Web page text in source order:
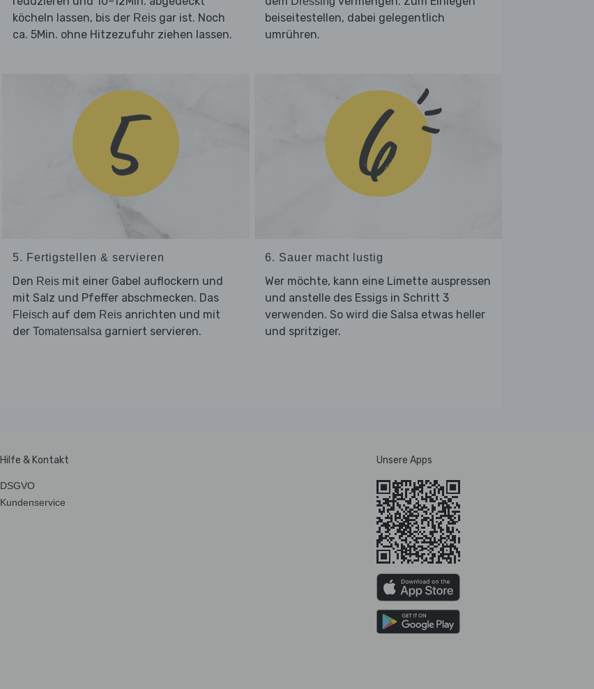
köcheln lassen, bis der Reisgar ist. Noch
ca. 5Min. ohne Hitzezufuhr ziehen lassen.
beiseitestellen, dabei gelegentlich
umrühren.
5. Fertigstellen & servieren
Den Reismit einer Gabel auflockern und
mit Salz und Pfeffer abschmecken. Das
Fleisch auf dem Reisanrichten und mit
der Tomatensalsa garniert servieren.
6. Sauer macht lustig
Wer möchte, kann eine Limette auspressen
und anstelle des Essigs in Schritt 3
verwenden. So wird die Salsa etwas heller
und spritziger.
Hilfe & Kontakt
DSGVO
Kundenservice
Unsere Apps